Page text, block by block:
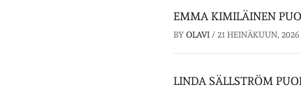
EMMA KIMILÄINEN
BY OLAVI / 21 HEINÄKUUN, 2026
LINDA SÄLLSTRÖM